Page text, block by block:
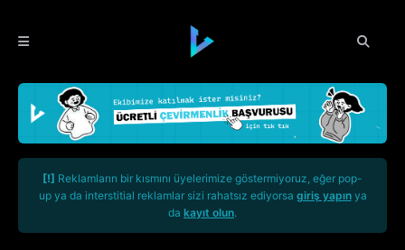
[!] Reklamların bir kısmını üyelerimize göstermiyoruz, eğer pop-
up ya da interstitial reklamlar sizi rahatsız ediyorsa giriş yapınya
da kayıt olun.